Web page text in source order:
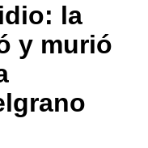
la
y murió